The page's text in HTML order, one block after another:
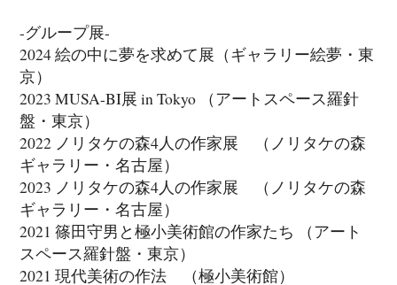
-グループ展-
2024 絵の中に夢を求めて展（ギャラリー絵夢・東
京）
2023 MUSA-BI展 in Tokyo （アートスペース羅針
盤・東京）
2022 ノリタケの森4人の作家展 （ノリタケの森
ギャラリー・名古屋）
2023 ノリタケの森4人の作家展 （ノリタケの森
ギャラリー・名古屋）
2021 篠田守男と極小美術館の作家たち （アート
スペース羅針盤・東京）
2021 現代美術の作法 （極小美術館）